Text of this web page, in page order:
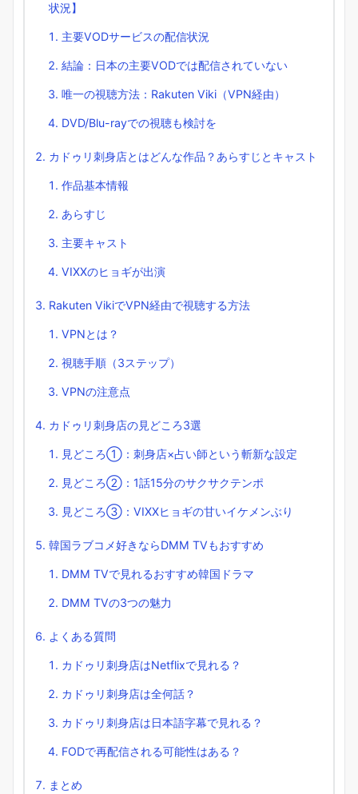
状況】
主要VODサービスの配信状況
結論：日本の主要VODでは配信されていない
唯一の視聴方法：Rakuten Viki（VPN経由）
DVD/Blu-rayでの視聴も検討を
カドゥリ刺身店とはどんな作品？あらすじとキャスト
作品基本情報
あらすじ
主要キャスト
VIXXのヒョギが出演
Rakuten VikiでVPN経由で視聴する方法
VPNとは？
視聴手順（3ステップ）
VPNの注意点
カドゥリ刺身店の見どころ3選
見どころ①：刺身店×占い師という斬新な設定
見どころ②：1話15分のサクサクテンポ
見どころ③：VIXXヒョギの甘いイケメンぶり
韓国ラブコメ好きならDMM TVもおすすめ
DMM TVで見れるおすすめ韓国ドラマ
DMM TVの3つの魅力
よくある質問
カドゥリ刺身店はNetflixで見れる？
カドゥリ刺身店は全何話？
カドゥリ刺身店は日本語字幕で見れる？
FODで再配信される可能性はある？
まとめ